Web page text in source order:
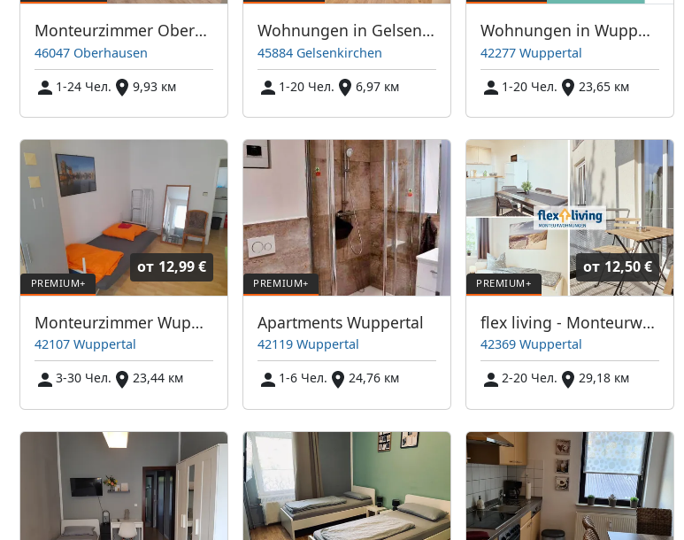
Monteurzimmer Oberhausen
46047 Oberhausen
1-24 Чел.
9,93 км
Wohnungen in Gelsenkirchen zentral Einzelzimmer/DoppelzimmerPremium
45884 Gelsenkirchen
1-20 Чел.
6,97 км
Wohnungen in Wuppertal zentral Einzelzimmer/Doppelzimmer
42277 Wuppertal
1-20 Чел.
23,65 км
от 12,99 €
Monteurzimmer Wuppertal
42107 Wuppertal
3-30 Чел.
23,44 км
Apartments Wuppertal
42119 Wuppertal
1-6 Чел.
24,76 км
от 12,50 €
flex living - Monteurwohnungen in Wuppertal (DEU|EN|PL|HU|RU)
42369 Wuppertal
2-20 Чел.
29,18 км